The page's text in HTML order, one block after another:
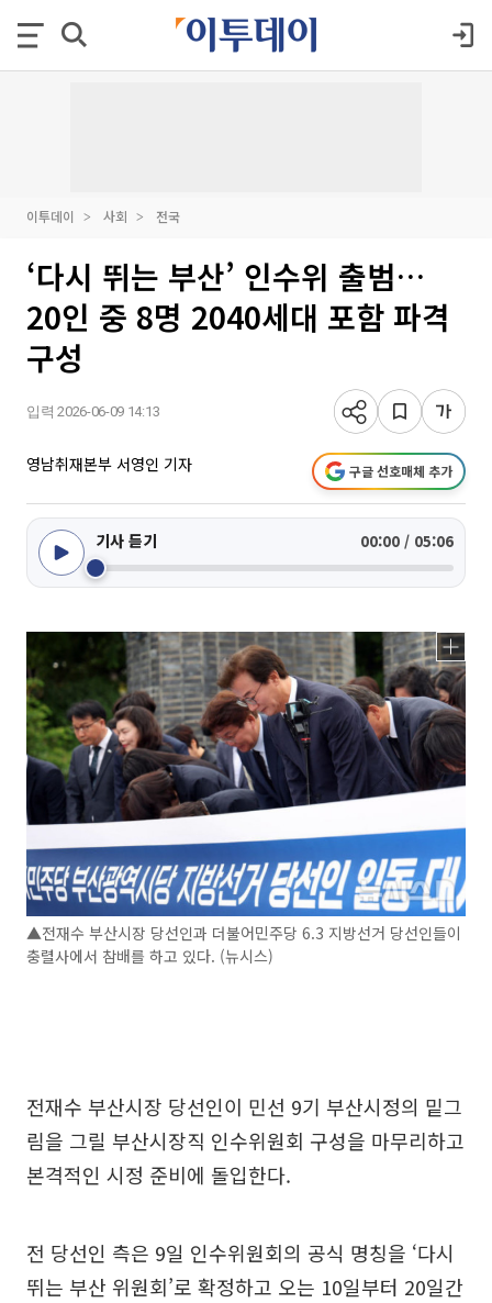
이투데이 사회 전국
‘다시 뛰는 부산’ 인수위 출범…
20인 중 8명 2040세대 포함 파격
구성
입력 2026-06-09 14:13
영남취재본부 서영인 기자 구글 선호매체 추가
기사 듣기 00:00 / 05:06
▲전재수 부산시장 당선인과 더불어민주당 6.3 지방선거 당선인들이
충렬사에서 참배를 하고 있다. (뉴시스)
전재수 부산시장 당선인이 민선 9기 부산시정의 밑그
림을 그릴 부산시장직 인수위원회 구성을 마무리하고
본격적인 시정 준비에 돌입한다.
전 당선인 측은 9일 인수위원회의 공식 명칭을 ‘다시
뛰는 부산 위원회’로 확정하고 오는 10일부터 20일간